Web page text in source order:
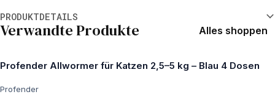
PRODUKTDETAILS
Verwandte Produkte Alles shoppen
Profender Allwormer für Katzen 2,5–5 kg – Blau 4 Dosen
Profender